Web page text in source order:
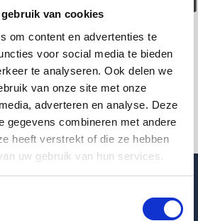
van cookies
om content en advertenties te
voor social media te bieden
te analyseren. Ook delen we
van onze site met onze
adverteren en analyse. Deze
gegevens combineren met andere
heeft verstrekt of die ze hebben
uw gebruik van hun services.
niet gevonden
woningoverzicht